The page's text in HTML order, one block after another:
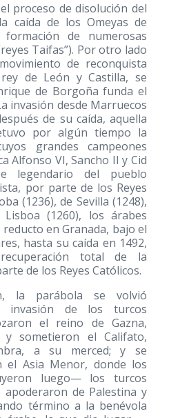
proceso de disolución del
caída de los Omeyas de
de numerosas
Taifas”). Por otro lado
de reconquista
de León y Castilla, se
de Borgoña funda el
invasión desde Marruecos
de su caída, aquella
por algún tiempo la
grandes campeones
Alfonso VI, Sancho II y Cid
legendario del pueblo
por parte de los Reyes
(1236), de Sevilla(1248),
Lisboa(1260), los árabes
en Granada, bajo el
hasta su caída en 1492,
total de la
de los Reyes Católicos.
la parábola se volvió
invasión de los turcos
el reino de Gazna,
y sometieron el Califato,
a su merced; y se
el Asia Menor, donde los
luego— los turcos
apoderaron de Palestina y
término a la benévola